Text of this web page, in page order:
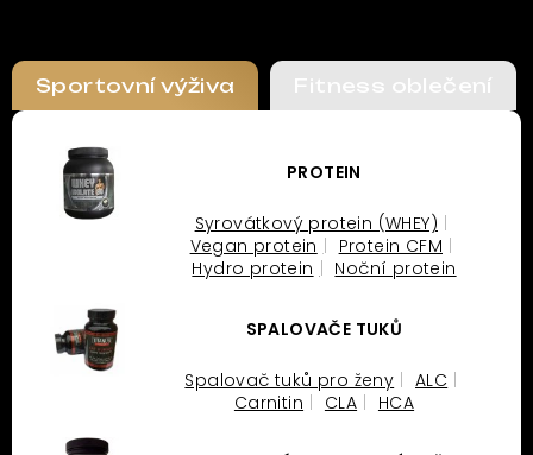
Sportovní výživa Fitness oblečení
PROTEIN
Syrovátkový protein (WHEY)
Vegan protein
Protein CFM
Hydro protein
Noční protein
SPALOVAČE TUKŮ
Spalovač tuků pro ženy
ALC
Carnitin
CLA HCA